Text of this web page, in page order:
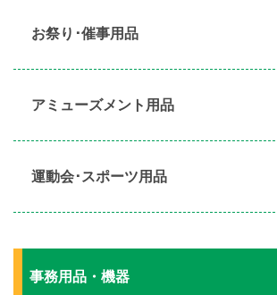
お祭り･催事用品​
アミューズメント用品​
運動会･スポーツ用品​
事務用品・機器